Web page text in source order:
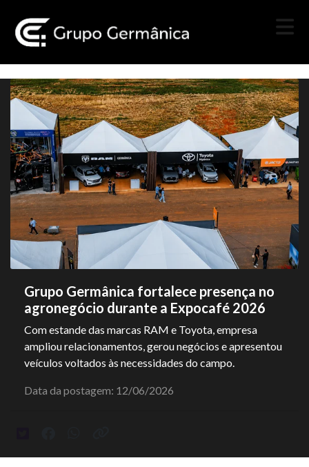
Grupo Germânica fortalece presença no
agronegócio durante a Expocafé 2026
Com estande das marcas RAM e Toyota, empresa
ampliou relacionamentos, gerou negócios e apresentou
veículos voltados às necessidades do campo.
Data da postagem: 12/06/2026